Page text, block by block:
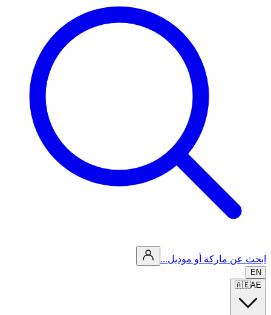
ابحث عن ماركة أو موديل...
EN
🇦🇪AE